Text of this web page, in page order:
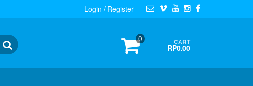
Login / Register
0 CART
RP0.00